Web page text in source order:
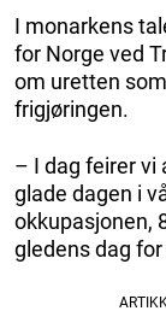
I monarkens
for Norge ved
om uretten
frigjøringen.
– I dag feirer vi
glade dagen i
okkupasjonen,
gledens dag